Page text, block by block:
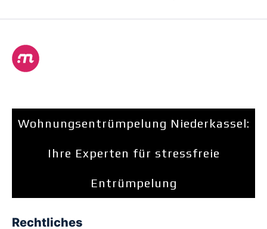
Wohnungsentrümpelung Niederkassel:
Ihre Experten für stressfreie
Entrümpelung
Rechtliches